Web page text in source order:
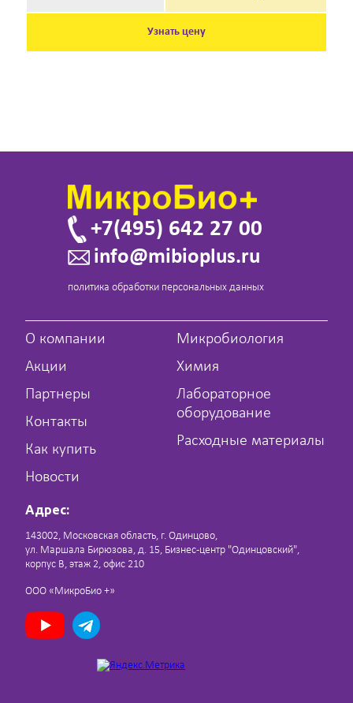
Узнать цену
+7(495) 642 27 00
info@mibioplus.ru
политика обработки персональных данных
О компании
Акции
Партнеры
Контакты
Как купить
Новости
Микробиология
Химия
Лабораторное
оборудование
Расходные материалы
Адрес:
143002, Московская область, г. Одинцово,
ул. Маршала Бирюзова, д. 15, Бизнес-центр "Одинцовский",
корпус В, этаж 2, офис 210
ООО «МикроБио +»